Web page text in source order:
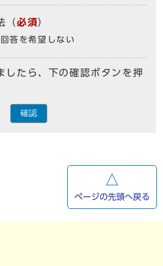
（必須）
回答を希望しない
したら、下の確認ボタンを押
確認
ページの先頭へ戻る